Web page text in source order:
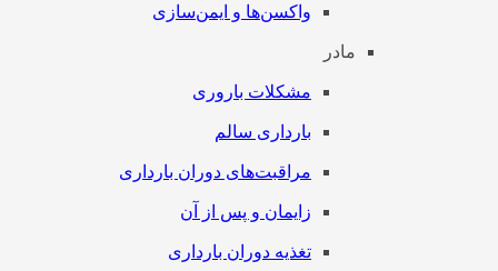
واکسن‌ها و ایمن‌سازی
مادر
مشکلات باروری
بارداری سالم
مراقبت‌های دوران بارداری
زایمان و پس از آن
تغذیه دوران بارداری